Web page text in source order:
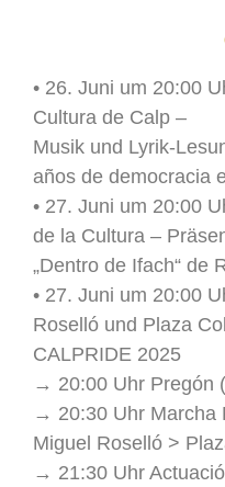
• 26. Juni um 20:00
Cultura de Calp –
Musik und Lyrik-
años de democracia
• 27. Juni um 20:00
de la Cultura –
„Dentro de Ifach“ de
• 27. Juni um 20:00
Roselló und Plaza
CALPRIDE 2025
→ 20:00 Uhr Pregón
→ 20:30 Uhr Marcha
Miguel Roselló >
→ 21:30 Uhr